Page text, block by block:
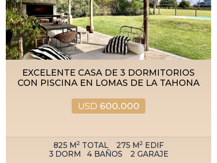
EXCELENTE CASA DE 3 DORMITORIOS
CON PISCINA EN LOMAS DE LA TAHONA
USD 600.000
825 M2 TOTAL 275 M2 EDIF
3DORM 4BAÑOS 2 GARAJE